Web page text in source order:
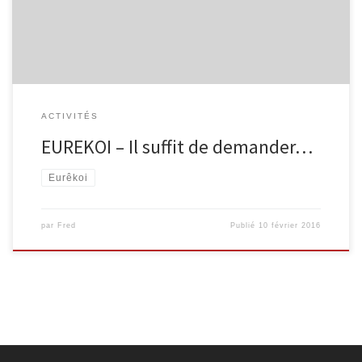
ACTIVITÉS
EUREKOI – Il suffit de demander…
Eurêkoi
par Fred Publié 10 février 2016